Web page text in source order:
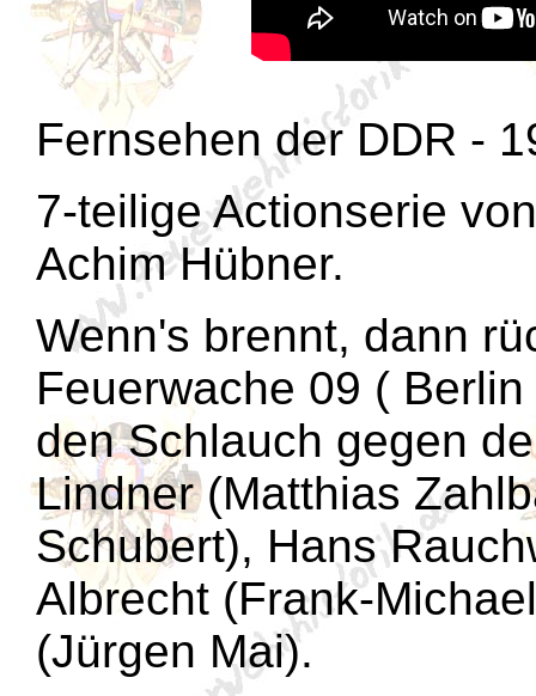
Fernsehen der DDR -
7-teilige Actionserie
Achim Hübner.
Wenn's brennt, dann
Feuerwache 09 (
den Schlauch gegen
Lindner (Matthias
Schubert), Hans
Albrecht (Frank-
(Jürgen Mai).